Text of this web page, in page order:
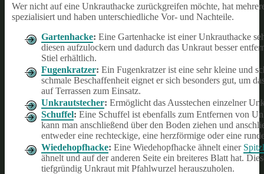
Wer nicht auf eine Unkrauthacke zurückgreifen möchte, hat
spezialisiert und haben unterschiedliche Vor- und Nachteile.
Gartenhacke: Eine Gartenhacke ist einer Unkrauthacke
diesen aufzulockern und dadurch das Unkraut besser
Stiel erhältlich.
Fugenkratzer: Ein Fugenkratzer ist eine sehr kleine und
schmale Beschaffenheit eignet er sich besonders gut, um
auf Terrassen zum Einsatz.
Unkrautstecher: Ermöglicht das Ausstechen einzelner
Schuffel: Eine Schuffel ist ebenfalls zum Entfernen von
kann man anschließend über den Boden ziehen und
entweder eine rechteckige, eine herzförmige oder eine
Wiedehopfhacke: Eine Wiedehopfhacke ähnelt einer
ähnelt und auf der anderen Seite ein breiteres Blatt hat.
tiefgründig Unkraut mit Pfahlwurzel herauszuholen.